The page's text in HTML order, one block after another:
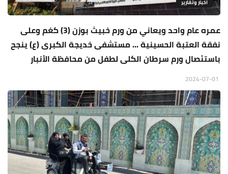
اخبار وتقارير
عمره عام واحد ويعاني من ورم خبيث بوزن (3) كغم وعلى
نفقة العتبة الحسينية ... مستشفى خديجة الكبرى (ع) ينجح
باستئصال ورم سرطان الكلى لطفل من محافظة الأنبار